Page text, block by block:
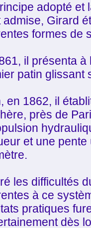
adopté et
admise, Girard
formes de
il présenta
patin glissant
en 1862, il
près de
et une
les difficultés
à ce
pratiques
dès